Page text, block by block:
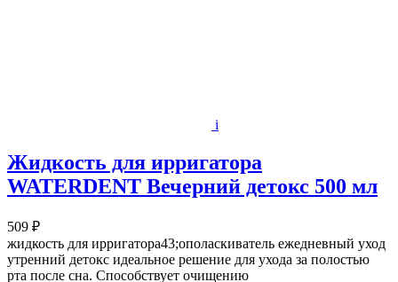
i
Жидкость для ирригатора
WATERDENT Вечерний детокс 500 мл
509 ₽
жидкость для ирригатора43;ополаскиватель ежедневный уход
утренний детокс идеальное решение для ухода за полостью
рта после сна. Способствует очищению